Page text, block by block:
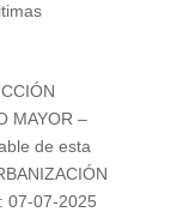
MAYOR –
de esta
07-07-2025